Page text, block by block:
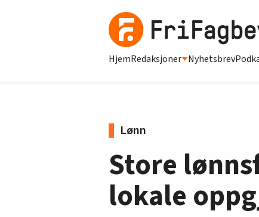
HjemRedaksjoner Nyhetsbrev
Lønn
Store
lokale